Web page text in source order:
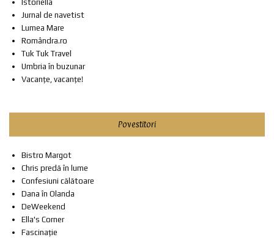
Istoriella
Jurnal de navetist
Lumea Mare
Romândra.ro
Tuk Tuk Travel
Umbria în buzunar
Vacanțe, vacanțe!
Povestitori
Bistro Margot
Chris predă în lume
Confesiuni călătoare
Dana în Olanda
DeWeekend
Ella's Corner
Fascinație